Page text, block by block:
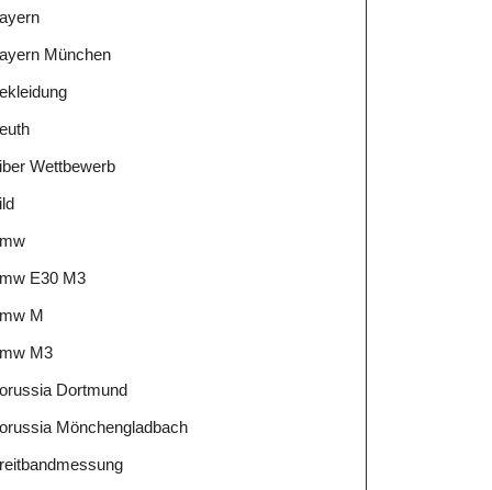
München
Wettbewerb
E30 M3
M
M3
Dortmund
Mönchengladbach